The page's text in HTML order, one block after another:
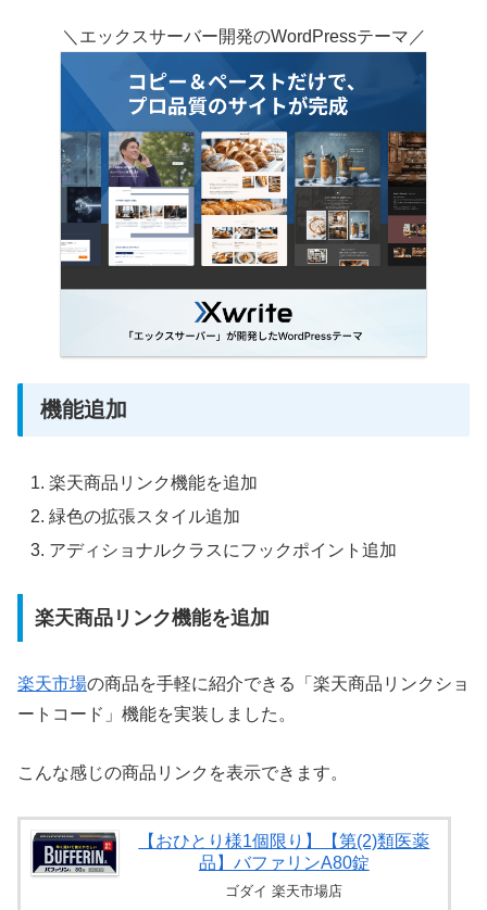
＼エックスサーバー開発のWordPressテーマ／
機能追加
楽天商品リンク機能を追加
緑色の拡張スタイル追加
アディショナルクラスにフックポイント追加
楽天商品リンク機能を追加
楽天市場の商品を手軽に紹介できる「楽天商品リンクショ
ートコード」機能を実装しました。
こんな感じの商品リンクを表示できます。
【おひとり様1個限り】【第(2)類医薬
品】バファリンA80錠
ゴダイ 楽天市場店